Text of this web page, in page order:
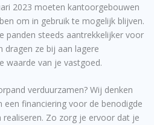
2023 moeten kantoorgebouwen
om in gebruik te mogelijk blijven.
panden steeds aantrekkelijker voor
dragen ze bij aan lagere
waarde van je vastgoed.
verduurzamen? Wij denken
een financiering voor de benodigde
Zo zorg je ervoor dat je